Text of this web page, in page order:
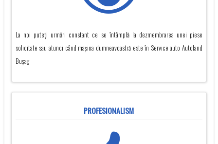
La noi puteți urmări constant ce se întâmplă la dezmembrarea unei piese
solicitate sau atunci când mașina dumneavoastră este în Service auto Autoland
Buşag
PROFESIONALISM